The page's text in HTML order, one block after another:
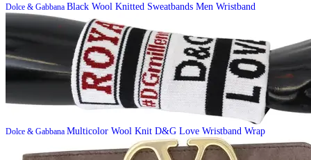
Dolce & Gabbana Black Wool Knitted Sweatbands Men Wristband
Dolce & Gabbana Multicolor Wool Knit D&G Love Wristband Wrap